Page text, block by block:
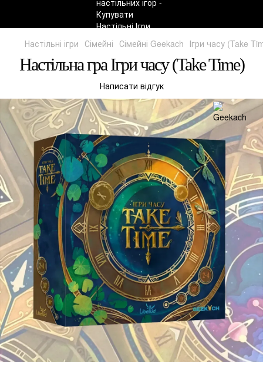
Настільні ігри Сімейні Сімейні Geekach Ігри часу (Take
Настільна гра Ігри часу (Take Time)
Написати відгук